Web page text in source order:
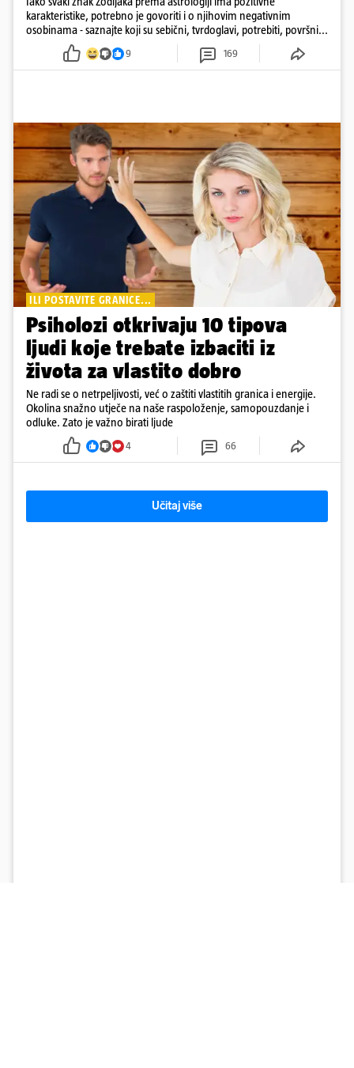
karakteristike, potrebno je govoriti i o njihovim negativnim
osobinama - saznajte koji su sebični, tvrdoglavi, potrebiti, površni...
9 169
ILI POSTAVITE GRANICE...
Psiholozi otkrivaju 10 tipova
ljudi koje trebate izbaciti iz
života za vlastito dobro
Ne radi se o netrpeljivosti, već o zaštiti vlastitih granica i energije.
Okolina snažno utječe na naše raspoloženje, samopouzdanje i
odluke. Zato je važno birati ljude
4 66
Učitaj više